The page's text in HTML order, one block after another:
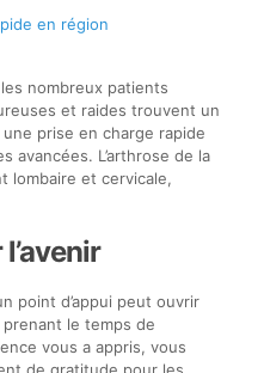
en région
nombreux patients
et raides trouvent un
prise en charge rapide
avancées. L’arthrose de la
lombaire et cervicale,
point d’appui peut ouvrir
le temps de
vous a appris, vous